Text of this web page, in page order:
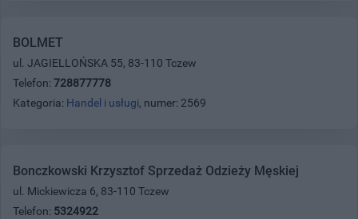
BOLMET
ul. JAGIELLOŃSKA 55, 83-110 Tczew
Telefon: 728877778
Kategoria: Handel i usługi, numer: 2569
Bonczkowski Krzysztof Sprzedaż Odzieży Męskiej
ul. Mickiewicza 6, 83-110 Tczew
Telefon: 5324922